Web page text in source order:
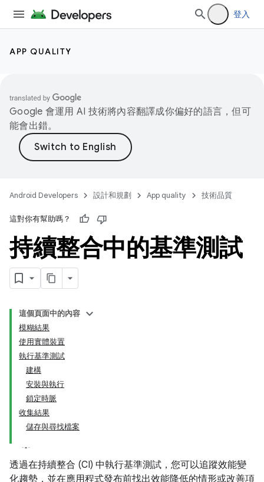
登入
APP QUALITY
Google 會運用 AI 技術將內容翻譯成你偏好的語言，但可
能會出錯。
Android Developers 設計和規劃 App quality 技術品質
這對你有幫助嗎？
持續整合中的基準測試
這個頁面中的內容
模糊結果
使用實體裝置
執行基準測試
建構
安裝與執行
鎖定時脈
收集結果
儲存與尋找檔案
透過在持續整合 (CI) 中執行基準測試，您可以追蹤效能變
化趨勢，並在應用程式發布前找出效能降低的情形或改善項